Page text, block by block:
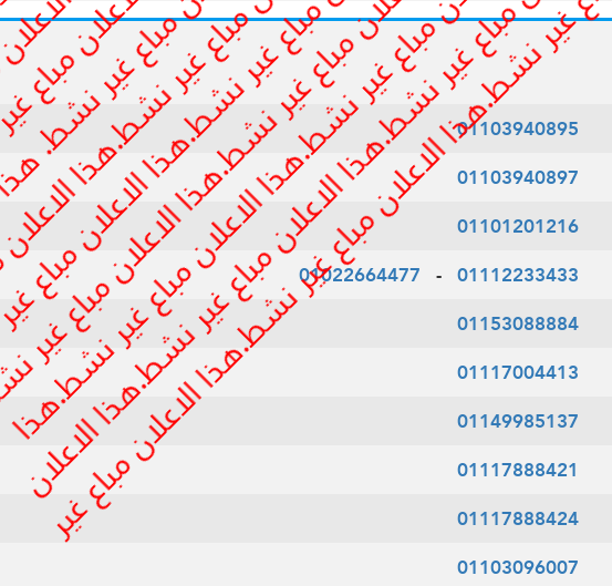
01103940895
01103940897
01101201216
01112233433
-
01022664477
01153088884
01117004413
01149985137
01117888421
01117888424
01103096007